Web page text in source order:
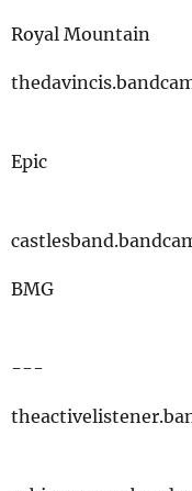
Royal Mountain
Epic
BMG
---